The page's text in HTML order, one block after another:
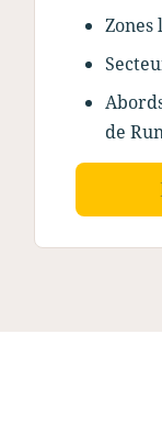
Zones
de